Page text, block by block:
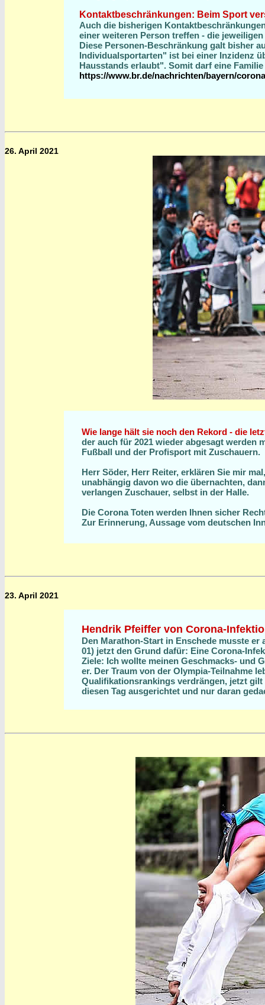
Kontaktbeschränkungen: Beim Sport
Auch die bisherigen
einer weiteren Person treffen - die
Diese Personen-Beschränkung galt bisher
Individualsportarten" ist bei einer Inzidenz
Hausstands erlaubt". Somit darf eine
https://www.br.de/nachrichten/bayern/
26. April 2021
Wie lange hält sie noch den Rekord - die
der auch für 2021 wieder abgesagt
Fußball und der Profisport mit Zuschauern.
Herr Söder, Herr Reiter, erklären Sie mir
unabhängig davon wo die übernachten,
verlangen Zuschauer, selbst in der Halle.
Die Corona Toten werden Ihnen sicher
Zur Erinnerung, Aussage vom deutschen
23. April 2021
Hendrik Pfeiffer von Corona-
Den Marathon-Start in Enschede musste
01) jetzt den Grund dafür: Eine Corona-
Ziele: Ich wollte meinen Geschmacks- und
er. Der Traum von der Olympia-Teilnahme
Qualifikationsrankings verdrängen, jetzt
diesen Tag ausgerichtet und nur daran